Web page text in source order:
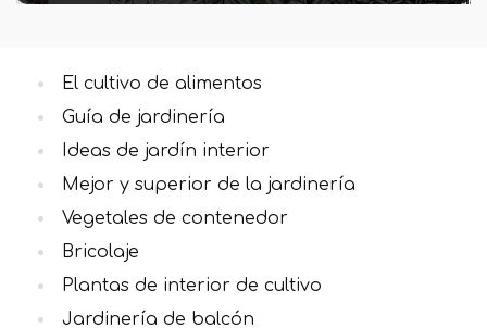
El cultivo de alimentos
Guía de jardinería
Ideas de jardín interior
Mejor y superior de la jardinería
Vegetales de contenedor
Bricolaje
Plantas de interior de cultivo
Jardinería de balcón